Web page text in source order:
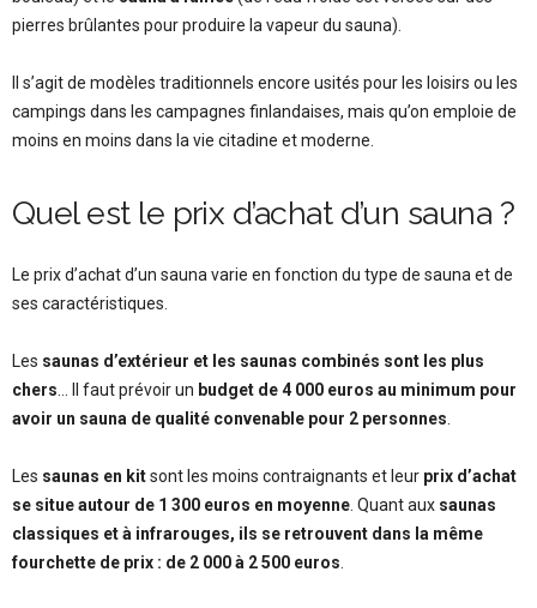
pierres brûlantes pour produire la vapeur du sauna).
Il s’agit de modèles traditionnels encore usités pour les loisirs ou les
campings dans les campagnes finlandaises, mais qu’on emploie de
moins en moins dans la vie citadine et moderne.
Quel est le prix d’achat d’un sauna ?
Le prix d’achat d’un sauna varie en fonction du type de sauna et de
ses caractéristiques.
Les saunas d’extérieur et les saunas combinés sont les plus
chers … Il faut prévoir un budget de 4 000 euros au minimum pour
avoir un sauna de qualité convenable pour 2 personnes
Les saunas en kitsont les moins contraignants et leur prix d’achat
se situe autour de 1 300 euros en moyenne . Quant aux saunas
classiques et à infrarouges, ils se retrouvent dans la même
fourchette de prix : de 2 000 à 2 500 euros